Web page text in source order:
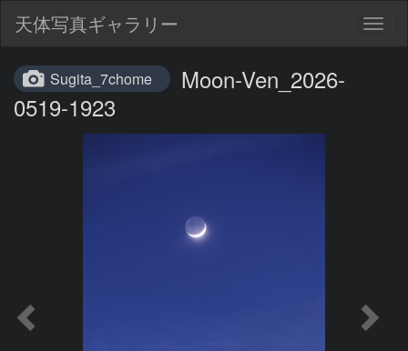
天体写真ギャラリー
Sugita_7chome
Moon-Ven_2026-
0519-1923